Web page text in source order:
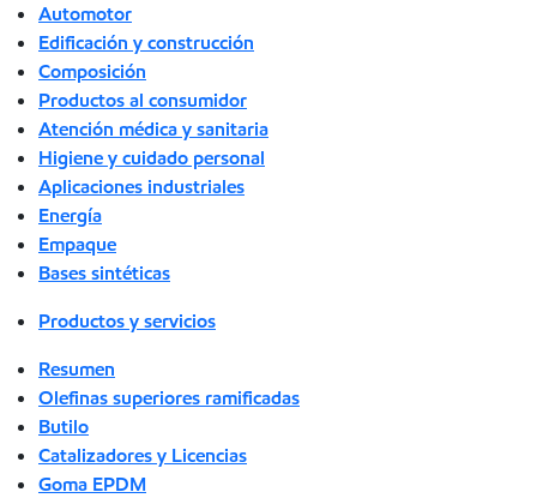
Automotor
Edificación y construcción
Composición
Productos al consumidor
Atención médica y sanitaria
Higiene y cuidado personal
Aplicaciones industriales
Energía
Empaque
Bases sintéticas
Productos y servicios
Resumen
Olefinas superiores ramificadas
Butilo
Catalizadores y Licencias
Goma EPDM